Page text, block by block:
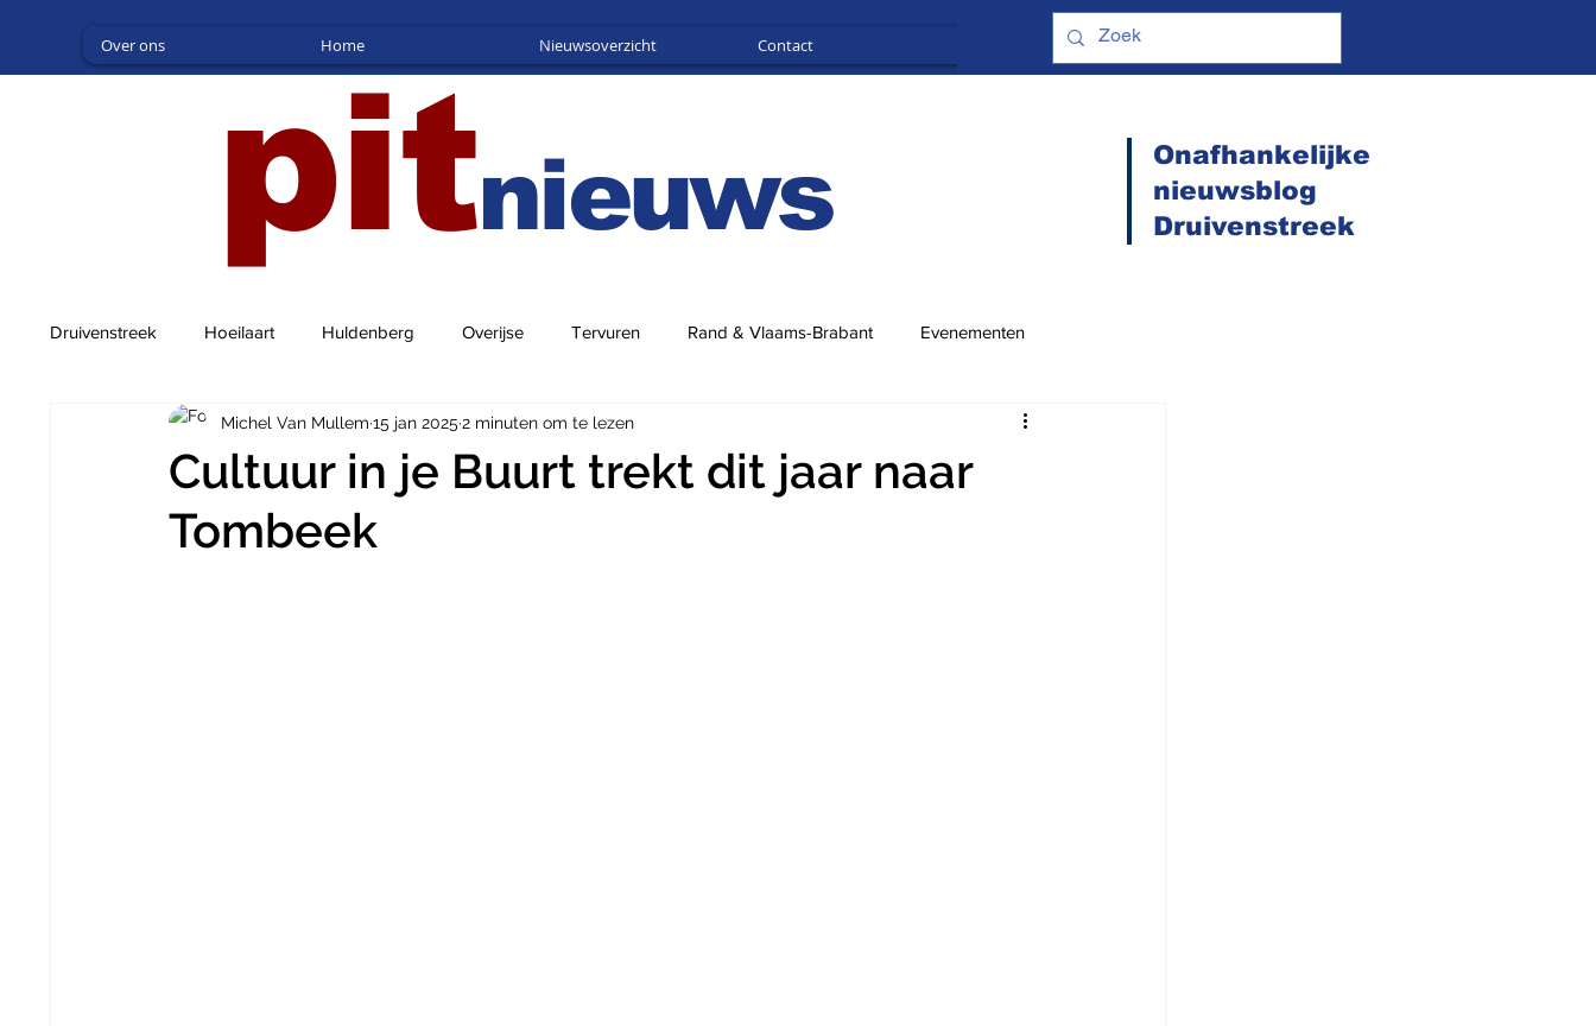
Over ons Home Nieuwsoverzicht Contact
pitnieuws
Onafhankelijke
nieuwsblog
Druivenstreek
Druivenstreek Hoeilaart Huldenberg Overijse Tervuren Rand & Vlaams-Brabant Evenementen
Cultuur in je Buurt trekt dit jaar naar
Tombeek
Michel Van Mullem 15 jan 2025 2 minuten om te lezen